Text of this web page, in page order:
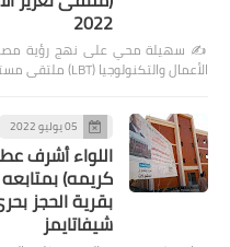
2022
الأعمال والتكنولوجيا (LBT) ملتقى مستقبل سوق العمل (ملت…
05 يوليو 2022
اللواء أشرف
كريمه) بمتابعه
بقرية الحجز
شيفاتايمز